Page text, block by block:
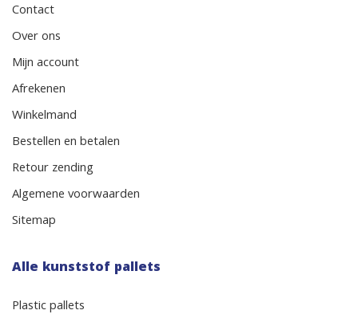
Contact
Over ons
Mijn account
Afrekenen
Winkelmand
Bestellen en betalen
Retour zending
Algemene voorwaarden
Sitemap
Alle kunststof pallets
Plastic pallets